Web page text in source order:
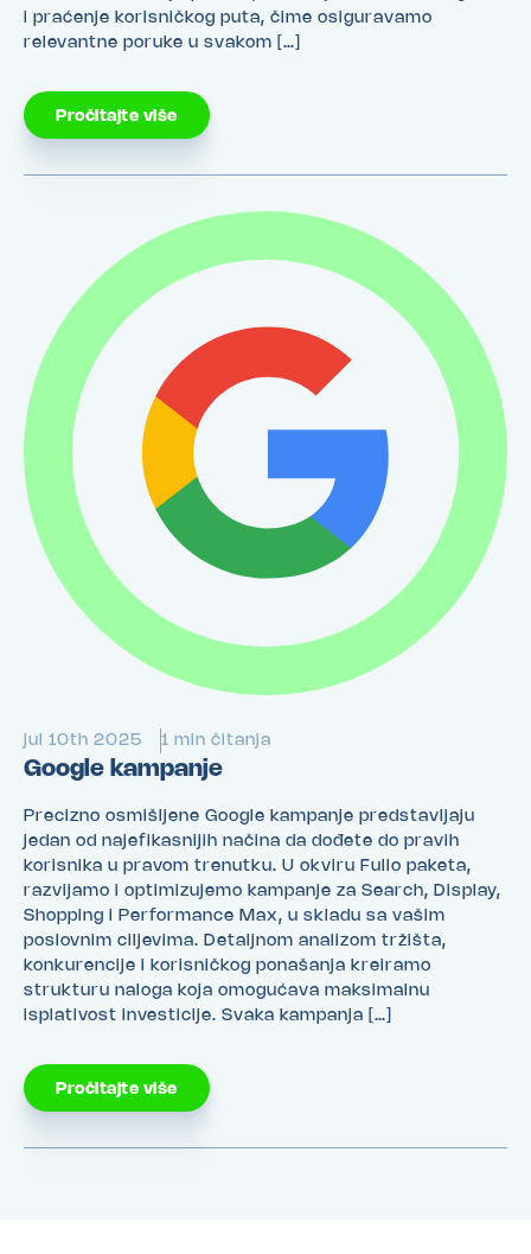
i praćenje korisničkog puta, čime osiguravamo
relevantne poruke u svakom […]
Pročitajte više
Google kampanje
jul 10th 2025 1 min čitanja
Precizno osmišljene Google kampanje predstavljaju
jedan od najefikasnijih načina da dođete do pravih
korisnika u pravom trenutku. U okviru Fullo paketa,
razvijamo i optimizujemo kampanje za Search, Display,
Shopping i Performance Max, u skladu sa vašim
poslovnim ciljevima. Detaljnom analizom tržišta,
konkurencije i korisničkog ponašanja kreiramo
strukturu naloga koja omogućava maksimalnu
isplativost investicije. Svaka kampanja […]
Pročitajte više